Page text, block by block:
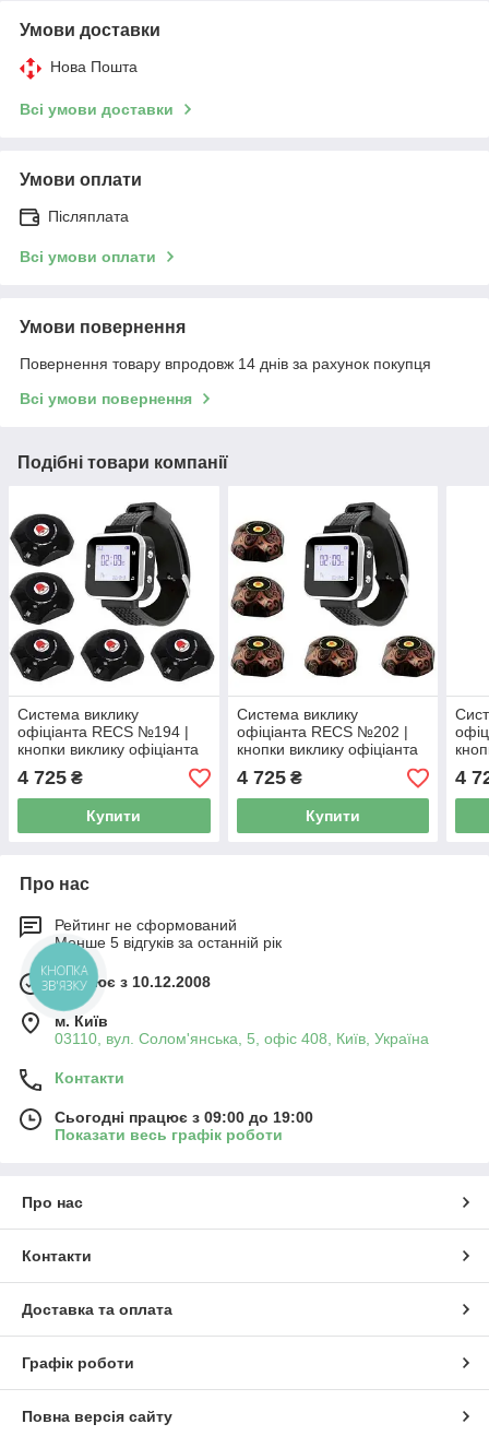
Умови доставки
Нова Пошта
Всі умови доставки
Умови оплати
Післяплата
Всі умови оплати
Умови повернення
Повернення товару впродовж 14 днів за рахунок покупця
Всі умови повернення
Подібні товари компанії
Система виклику
офіціанта RECS №194 |
кнопки виклику офіціанта
5 шт + пейджер офіціанта
4 725 ₴
Купити
Система виклику
офіціанта RECS №202 |
кнопки виклику офіціанта
5 шт + пейджер офіціанта
4 725₴
Купити
4
Про нас
Рейтинг не сформований
Менше 5 відгуків за останній рік
Працює з 10.12.2008
м. Київ
03110, вул. Солом'янська, 5, офіс 408, Київ, Україна
Контакти
Сьогодні працює з 09:00 до 19:00
Показати весь графік роботи
Про нас
Контакти
Доставка та оплата
Графік роботи
Повна версія сайту
КНОПКА
ЗВ'ЯЗКУ